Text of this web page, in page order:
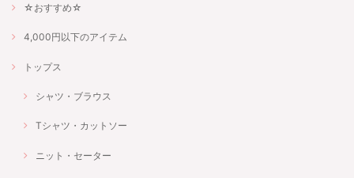
☆おすすめ☆
4,000円以下のアイテム
トップス
シャツ・ブラウス
Tシャツ・カットソー
ニット・セーター